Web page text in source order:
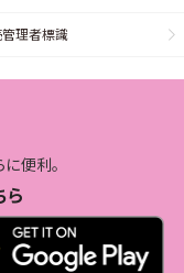
理者標識
便利。
ら